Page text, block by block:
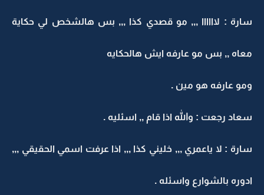
سارة : لاااااا ,,, مو قصدي كذا ,,, بس هالشخص لي حكاية
معاه ,, بس مو عارفه ايش هالحكايه
ومو عارفه هو مين .
سعاد رجعت : والله اذا قام ,, اسئليه .
سارة : لا ياعمري ,,, خليني كذا ,,, اذا عرفت اسمي الحقيقي ,,,
ادوره بالشوارع واسئله .